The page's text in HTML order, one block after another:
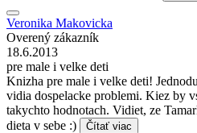
Veronika Makovicka
Overený zákazník
18.6.2013
pre male i velke deti
Knizha pre male i velke deti!
vidia dospelacke problemi. Kiez by
takychto hodnotach. Vidiet, ze
dieta v sebe :)
Čítať viac